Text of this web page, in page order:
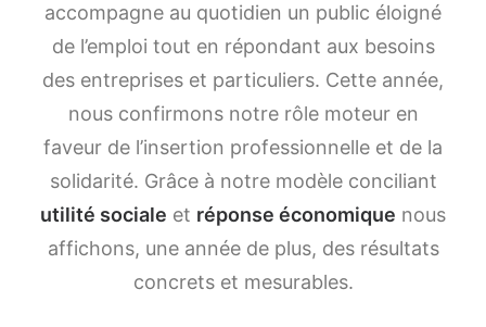
accompagne au quotidien un public éloigné
de l’emploi tout en répondant aux besoins
des entreprises et particuliers. Cette année,
nous confirmons notre rôle moteur en
faveur de l’insertion professionnelle et de la
solidarité. Grâce à notre modèle conciliant
utilité sociale et réponse économique nous
affichons, une année de plus, des résultats
concrets et mesurables.